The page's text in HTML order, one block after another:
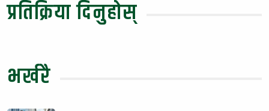
प्रतिक्रिया दिनुहोस्
भर्खरै